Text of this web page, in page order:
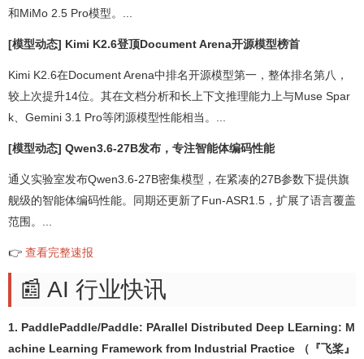
和MiMo 2.5 Pro模型。...
[模型动态] Kimi K2.6登顶Document Arena开源模型榜首
Kimi K2.6在Document Arena中排名开源模型第一，整体排名第八，
较上次提升14位。其在文档分析和长上下文推理能力上与Muse Spar
k、Gemini 3.1 Pro等闭源模型性能相当。...
[模型动态] Qwen3.6-27B发布，专注智能体编码性能
通义实验室发布Qwen3.6-27B密集模型，在紧凑的27B参数下提供旗
舰级的智能体编码性能。同期还更新了Fun-ASR1.5，扩展了语言覆盖
范围。...
👉 查看完整速报
📰 AI 行业快讯
1. PaddlePaddle/Paddle: PArallel Distributed Deep LEarning: M
achine Learning Framework from Industrial Practice （『飞桨』